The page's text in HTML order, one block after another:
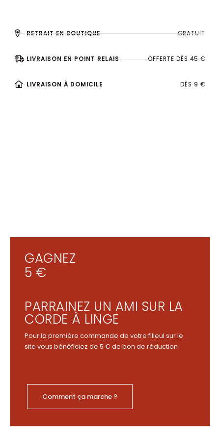
RETRAIT EN BOUTIQUE GRATUIT
LIVRAISON EN POINT RELAIS OFFERTE DÈS 45 €
LIVRAISON À DOMICILE DÈS 9 €
GAGNEZ
5 €
PARRAINEZ UN AMI SUR LA
CORDE À LINGE
Pour la première commande de votre filleul sur le
site vous bénéficiez de 5 € de bon de réduction
Comment ça marche ?